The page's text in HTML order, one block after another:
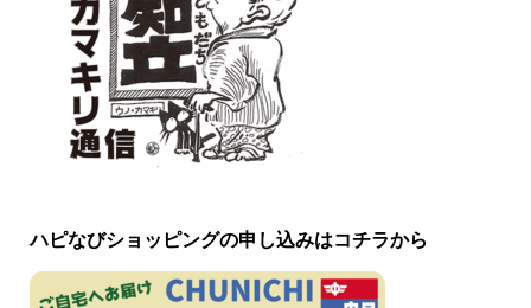
ハピなびショッピングの申し込みはコチラから